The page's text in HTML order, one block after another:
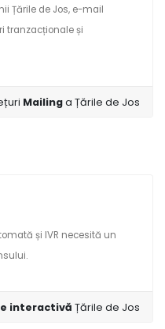
Țările de Jos, e-mail
tranzacționale și
Mailinga Țările de Jos
și IVR necesită un
interactivăȚările de Jos